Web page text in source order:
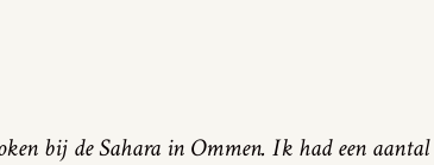
bij de Sahara in Ommen. Ik had een aantal